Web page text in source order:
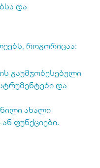
და
როგორიცაა:
გაუმჯობესებული
და
ახალი
ფუნქციები.